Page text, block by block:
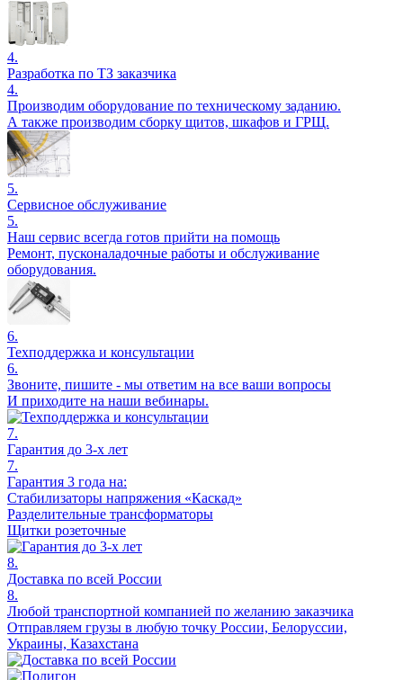
4.
Разработка по ТЗ заказчика
4.
Производим оборудование по техническому заданию.
А также производим сборку щитов, шкафов и ГРЩ.
5.
Сервисное обслуживание
5.
Наш сервис всегда готов прийти на помощь
Ремонт, пусконаладочные работы и обслуживание
оборудования.
6.
Техподдержка и консультации
6.
Звоните, пишите - мы ответим на все ваши вопросы
И приходите на наши вебинары.
7.
Гарантия до 3-х лет
7.
Гарантия 3 года на:
Стабилизаторы напряжения «Каскад»
Разделительные трансформаторы
Щитки розеточные
8.
Доставка по всей России
8.
Любой транспортной компанией по желанию заказчика
Отправляем грузы в любую точку России, Белоруссии,
Украины, Казахстана